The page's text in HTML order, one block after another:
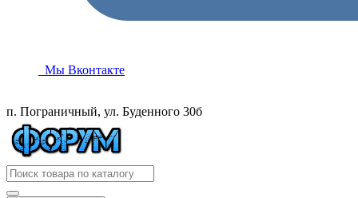
Мы Вконтакте
п. Пограничный, ул. Буденного 30б